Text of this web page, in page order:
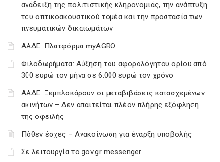
ανάδειξη της πολιτιστικής κληρονομιάς, την ανάπτυξη
του οπτικοακουστικού τομέα και την προστασία των
πνευματικών δικαιωμάτων
ΑΑΔΕ: Πλατφόρμα myAGRO
Φιλοδωρήματα: Αύξηση του αφορολόγητου ορίου από
300 ευρώ τον μήνα σε 6.000 ευρώ τον χρόνο
ΑΑΔΕ: Ξεμπλοκάρουν οι μεταβιβάσεις κατασχεμένων
ακινήτων – Δεν απαιτείται πλέον πλήρης εξόφληση
της οφειλής
Πόθεν έσχες – Ανακοίνωση για έναρξη υποβολής
Σε λειτουργία το gov.gr messenger